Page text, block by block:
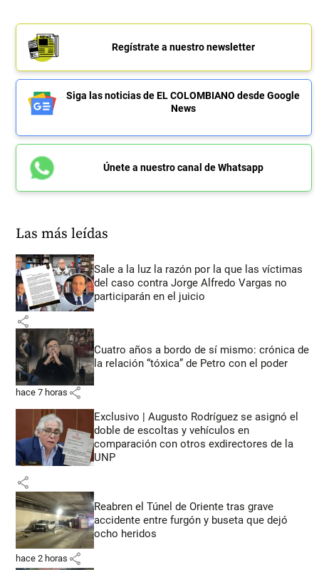
Regístrate a nuestro newsletter
Siga las noticias de EL COLOMBIANO desde Google
News
Únete a nuestro canal de Whatsapp
Las más leídas
Sale a la luz la razón por la que las víctimas
del caso contra Jorge Alfredo Vargas no
participarán en el juicio
share
Cuatro años a bordo de sí mismo: crónica de
la relación “tóxica” de Petro con el poder
hace 7 horas share
Exclusivo | Augusto Rodríguez se asignó el
doble de escoltas y vehículos en
comparación con otros exdirectores de la
UNP
share
Reabren el Túnel de Oriente tras grave
accidente entre furgón y buseta que dejó
ocho heridos
hace 2 horas share